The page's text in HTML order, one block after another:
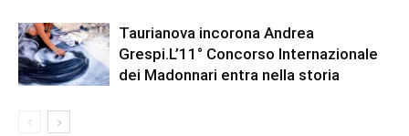
Taurianova incorona Andrea
Grespi.L’11° Concorso Internazionale
dei Madonnari entra nella storia